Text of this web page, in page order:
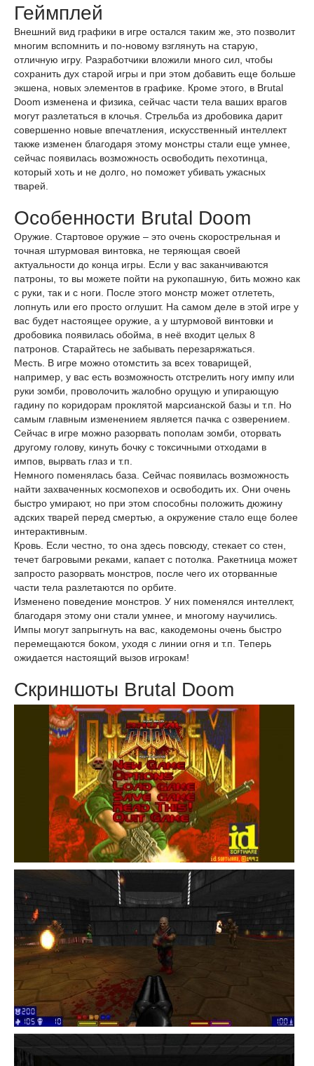
Геймплей
Внешний вид графики в игре остался таким же, это позволит
многим вспомнить и по-новому взглянуть на старую,
отличную игру. Разработчики вложили много сил, чтобы
сохранить дух старой игры и при этом добавить еще больше
экшена, новых элементов в графике. Кроме этого, в Brutal
Doom изменена и физика, сейчас части тела ваших врагов
могут разлетаться в клочья. Стрельба из дробовика дарит
совершенно новые впечатления, искусственный интеллект
также изменен благодаря этому монстры стали еще умнее,
сейчас появилась возможность освободить пехотинца,
который хоть и не долго, но поможет убивать ужасных
тварей.
Особенности Brutal Doom
Оружие. Стартовое оружие – это очень скорострельная и
точная штурмовая винтовка, не теряющая своей
актуальности до конца игры. Если у вас заканчиваются
патроны, то вы можете пойти на рукопашную, бить можно как
с руки, так и с ноги. После этого монстр может отлететь,
лопнуть или его просто оглушит. На самом деле в этой игре у
вас будет настоящее оружие, а у штурмовой винтовки и
дробовика появилась обойма, в неё входит целых 8
патронов. Старайтесь не забывать перезаряжаться.
Месть. В игре можно отомстить за всех товарищей,
например, у вас есть возможность отстрелить ногу импу или
руки зомби, проволочить жалобно орущую и упирающую
гадину по коридорам проклятой марсианской базы и т.п. Но
самым главным изменением является пачка с озверением.
Сейчас в игре можно разорвать пополам зомби, оторвать
другому голову, кинуть бочку с токсичными отходами в
импов, вырвать глаз и т.п.
Немного поменялась база. Сейчас появилась возможность
найти захваченных космопехов и освободить их. Они очень
быстро умирают, но при этом способны положить дюжину
адских тварей перед смертью, а окружение стало еще более
интерактивным.
Кровь. Если честно, то она здесь повсюду, стекает со стен,
течет багровыми реками, капает с потолка. Ракетница может
запросто разорвать монстров, после чего их оторванные
части тела разлетаются по орбите.
Изменено поведение монстров. У них поменялся интеллект,
благодаря этому они стали умнее, и многому научились.
Импы могут запрыгнуть на вас, какодемоны очень быстро
перемещаются боком, уходя с линии огня и т.п. Теперь
ожидается настоящий вызов игрокам!
Скриншоты Brutal Doom